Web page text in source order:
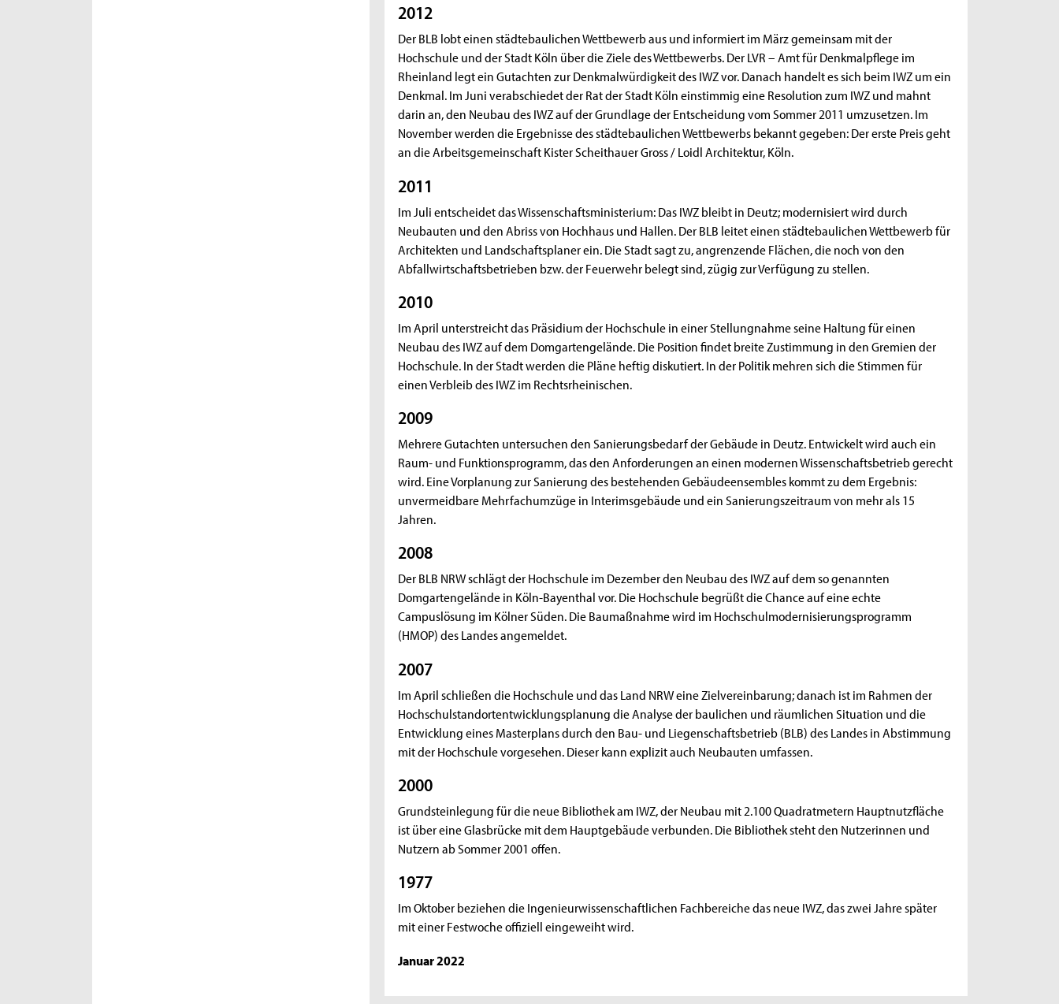
2012
Der BLB lobt einen städtebaulichen Wettbewerb aus und informiert im März gemeinsam mit der
Hochschule und der Stadt Köln über die Ziele des Wettbewerbs. Der LVR – Amt für Denkmalpflege im
Rheinland legt ein Gutachten zur Denkmalwürdigkeit des IWZ vor. Danach handelt es sich beim IWZ um ein
Denkmal. Im Juni verabschiedet der Rat der Stadt Köln einstimmig eine Resolution zum IWZ und mahnt
darin an, den Neubau des IWZ auf der Grundlage der Entscheidung vom Sommer 2011 umzusetzen. Im
November werden die Ergebnisse des städtebaulichen Wettbewerbs bekannt gegeben: Der erste Preis geht
an die Arbeitsgemeinschaft Kister Scheithauer Gross / Loidl Architektur, Köln.
2011
Im Juli entscheidet das Wissenschaftsministerium: Das IWZ bleibt in Deutz; modernisiert wird durch
Neubauten und den Abriss von Hochhaus und Hallen. Der BLB leitet einen städtebaulichen Wettbewerb für
Architekten und Landschaftsplaner ein. Die Stadt sagt zu, angrenzende Flächen, die noch von den
Abfallwirtschaftsbetrieben bzw. der Feuerwehr belegt sind, zügig zur Verfügung zu stellen.
2010
Im April unterstreicht das Präsidium der Hochschule in einer Stellungnahme seine Haltung für einen
Neubau des IWZ auf dem Domgartengelände. Die Position findet breite Zustimmung in den Gremien der
Hochschule. In der Stadt werden die Pläne heftig diskutiert. In der Politik mehren sich die Stimmen für
einen Verbleib des IWZ im Rechtsrheinischen.
2009
Mehrere Gutachten untersuchen den Sanierungsbedarf der Gebäude in Deutz. Entwickelt wird auch ein
Raum- und Funktionsprogramm, das den Anforderungen an einen modernen Wissenschaftsbetrieb gerecht
wird. Eine Vorplanung zur Sanierung des bestehenden Gebäudeensembles kommt zu dem Ergebnis:
unvermeidbare Mehrfachumzüge in Interimsgebäude und ein Sanierungszeitraum von mehr als 15
Jahren.
2008
Der BLB NRW schlägt der Hochschule im Dezember den Neubau des IWZ auf dem so genannten
Domgartengelände in Köln-Bayenthal vor. Die Hochschule begrüßt die Chance auf eine echte
Campuslösung im Kölner Süden. Die Baumaßnahme wird im Hochschulmodernisierungsprogramm
(HMOP) des Landes angemeldet.
2007
Im April schließen die Hochschule und das Land NRW eine Zielvereinbarung; danach ist im Rahmen der
Hochschulstandortentwicklungsplanung die Analyse der baulichen und räumlichen Situation und die
Entwicklung eines Masterplans durch den Bau- und Liegenschaftsbetrieb (BLB) des Landes in Abstimmung
mit der Hochschule vorgesehen. Dieser kann explizit auch Neubauten umfassen.
2000
Grundsteinlegung für die neue Bibliothek am IWZ, der Neubau mit 2.100 Quadratmetern Hauptnutzfläche
ist über eine Glasbrücke mit dem Hauptgebäude verbunden. Die Bibliothek steht den Nutzerinnen und
Nutzern ab Sommer 2001 offen.
1977
Im Oktober beziehen die Ingenieurwissenschaftlichen Fachbereiche das neue IWZ, das zwei Jahre später
mit einer Festwoche offiziell eingeweiht wird.
Januar 2022